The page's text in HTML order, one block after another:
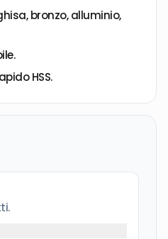
bronzo, alluminio,
HSS.